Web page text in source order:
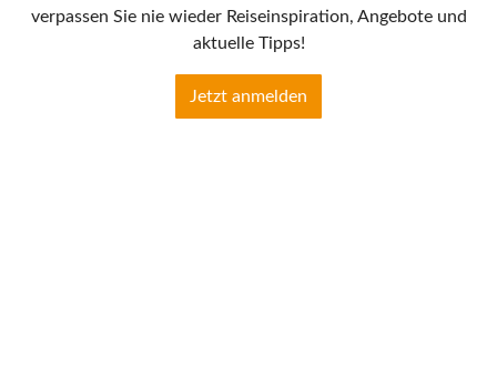
verpassen Sie nie wieder Reiseinspiration, Angebote und
aktuelle Tipps!
Jetzt anmelden